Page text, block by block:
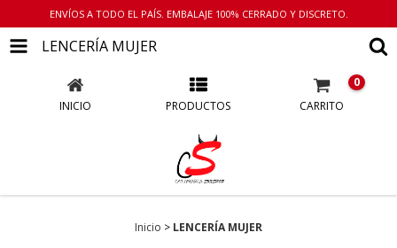
ENVÍOS A TODO EL PAÍS. EMBALAJE 100% CERRADO Y DISCRETO.
LENCERÍA MUJER
INICIO PRODUCTOS CARRITO
0
Inicio > LENCERÍA MUJER